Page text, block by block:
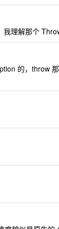
我理解那个
的，throw